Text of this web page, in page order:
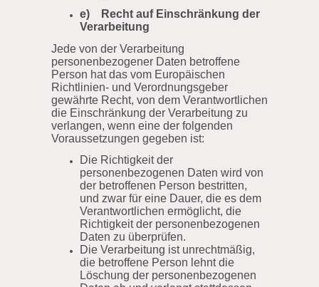
e) Recht auf Einschränkung der
Verarbeitung
Jede von der Verarbeitung
personenbezogener Daten betroffene
Person hat das vom Europäischen
Richtlinien- und Verordnungsgeber
gewährte Recht, von dem Verantwortlichen
die Einschränkung der Verarbeitung zu
verlangen, wenn eine der folgenden
Voraussetzungen gegeben ist:
Die Richtigkeit der
personenbezogenen Daten wird von
der betroffenen Person bestritten,
und zwar für eine Dauer, die es dem
Verantwortlichen ermöglicht, die
Richtigkeit der personenbezogenen
Daten zu überprüfen.
Die Verarbeitung ist unrechtmäßig,
die betroffene Person lehnt die
Löschung der personenbezogenen